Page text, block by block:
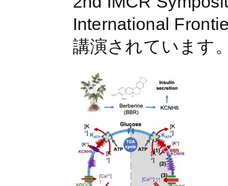
International
講演されています